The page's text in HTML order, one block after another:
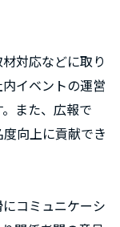
対応などに取り
イベントの運営
また、広報で
向上に貢献でき
コミュニケーシ